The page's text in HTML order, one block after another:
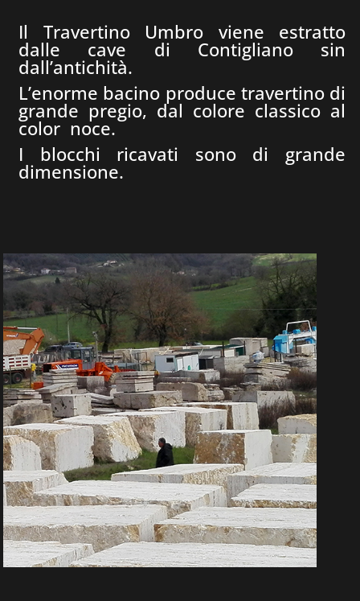
Il Travertino Umbro viene estratto
dalle cave di Contigliano sin
dall’antichità.
L’enorme bacino produce travertino di
grande pregio, dal colore classico al
color noce.
I blocchi ricavati sono di grande
dimensione.